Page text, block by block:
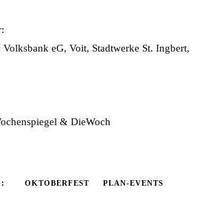
eG, Voit, Stadtwerke St. Ingbert,
& DieWoch
OKTOBERFEST PLAN-EVENTS